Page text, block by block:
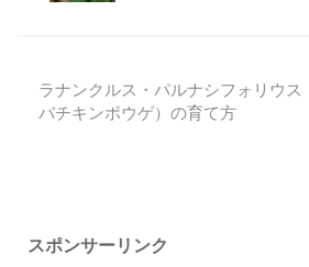
ろ数年の植え替えで元気に花
が咲き手間がかからない植物
庭で
もな
ず、
物で
ラナンクルス・パルナシフォリウス
バチキンポウゲ）の育て方
スポンサーリンク